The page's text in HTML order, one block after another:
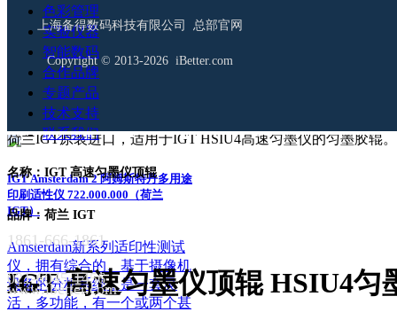
11色颜料墨水，610mm幅面宽
度，新PrecisionCore TFP微压
电喷头，适合影像艺术品复
制，数码打样使用。
IGT Amsterdam 2 阿姆斯特丹多用途
印刷适性仪 722.000.000（荷兰
IGT）
Amsterdam新系列适印性测试
仪，拥有综合的、基于摄像机
设备的分析系统，是一套灵
活，多功能，有一个或两个甚
荷兰IGT原装进口，适用于IGT HSIU4高速匀墨仪的匀墨胶辊。
IGT 高速匀墨仪顶辊 HSIU4匀
名称：IGT 高速匀墨仪顶辊
品牌：荷兰 IGT
介绍：
色彩管理
实验仪器
智能数码
合作品牌
专题产品
技术支持
联系我们
上海备得数码科技有限公司 总部官网
Copyright © 2013-2026 iBetter.com
1861-666-1861
021-6045-1456
www.ibetter.com